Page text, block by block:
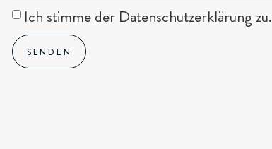
Ich stimme der Datenschutzerklärung zu.
SENDEN